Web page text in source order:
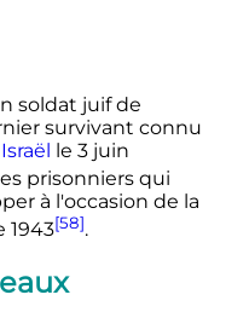
soldat juif de
survivant connu
Israël le 3 juin
prisonniers qui
à l'occasion de la
1943[58].